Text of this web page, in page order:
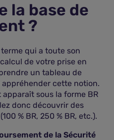
la base de
?
qui a toute son
de votre prise en
un tableau de
cette notion.
sous la forme BR
donc découvrir des
% BR, 250 % BR, etc.).
de la Sécurité